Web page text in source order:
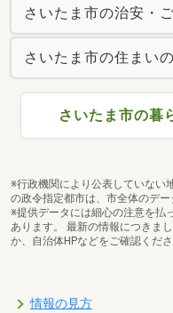
さいたま市の治安・
さいたま市の住まい
さいたま市の暮
※行政機関により公表していない
の政令指定都市は、市全体のデー
※提供データには細心の注意を払
あります。 最新の情報につきま
か、自治体HPなどをご確認くださ
情報の見方